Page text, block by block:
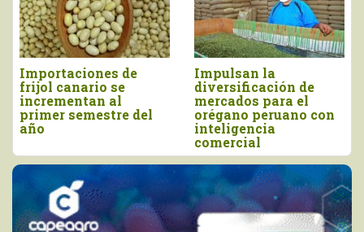
Perú importó vino por
más de US$ 16,4
millones, entre enero
y junio
Tres pilares para
impulsar la
competitividad del
agro peruano